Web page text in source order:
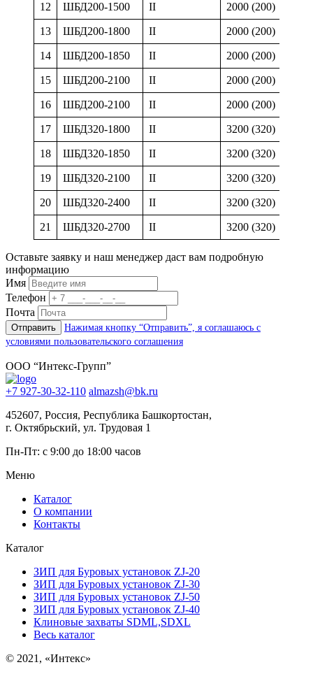
12 ШБД200-1500 II 2000 (200)
13 ШБД200-1800 II 2000 (200)
14 ШБД200-1850 II 2000 (200)
15 ШБД200-2100 II 2000 (200)
16 ШБД200-2100 II 2000 (200)
17 ШБД320-1800 II 3200 (320)
18 ШБД320-1850 II 3200 (320)
19 ШБД320-2100 II 3200 (320)
20 ШБД320-2400 II 3200 (320)
21 ШБД320-2700 II 3200 (320)
Оставьте заявку и наш менеджер даст вам подробную
информацию
Имя
Телефон
Почта
Нажимая кнопку “Отправить”, я соглашаюсь с
условиями пользовательского соглашения
ООО “Интекс-Групп”
+7 927-30-32-110 almazsh@bk.ru
452607, Россия, Республика Башкортостан,
г. Октябрьский, ул. Трудовая 1
Пн-Пт: с 9:00 до 18:00 часов
Меню
Каталог
О компании
Контакты
Каталог
ЗИП для Буровых установок ZJ-20
ЗИП для Буровых установок ZJ-30
ЗИП для Буровых установок ZJ-50
ЗИП для Буровых установок ZJ-40
Клиновые захваты SDML,SDXL
Весь каталог
© 2021, «Интекс»